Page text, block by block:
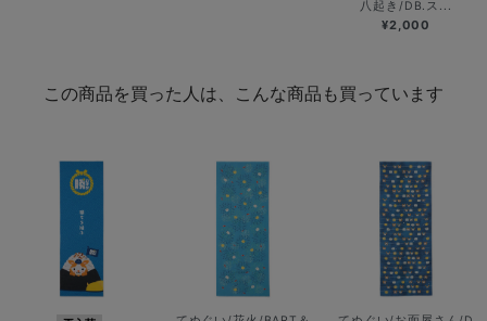
八起き/DB.ス...
¥2,000
この商品を買った人は、こんな商品も買っています